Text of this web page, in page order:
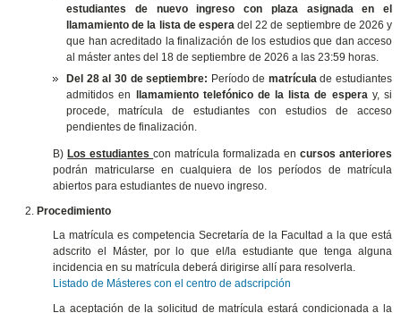
estudiantes de nuevo ingreso con plaza asignada en el
llamamiento de la lista de esperadel 22 de septiembre de 2026 y
que han acreditado la finalización de los estudios que dan acceso
al máster antes del 18 de septiembre de 2026 a las 23:59 horas.
Del 28 al 30 de septiembre: Período de matrículade estudiantes
admitidos en llamamiento telefónico de la lista de espera y, si
procede, matrícula de estudiantes con estudios de acceso
pendientes de finalización.
B)Los estudiantescon matrícula formalizada encursos anteriores
podrán matricularse en cualquiera de los períodos de matrícula
abiertos para estudiantes de nuevo ingreso.
Procedimiento
La matrícula es competencia Secretaría de la Facultad a la que está
adscrito el Máster, por lo que el/la estudiante que tenga alguna
incidencia en su matrícula deberá dirigirse allí para resolverla.
Listado de Másteres con el centro de adscripción
La aceptación de la solicitud de matrícula estará condicionada a la